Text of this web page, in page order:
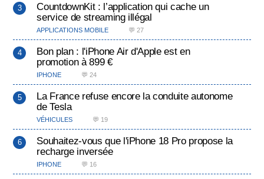
CountdownKit : l’application qui cache un
service de streaming illégal
APPLICATIONS MOBILE 💬 27
Bon plan : l'iPhone Air d'Apple est en
promotion à 899 €
IPHONE 💬 24
La France refuse encore la conduite autonome
de Tesla
VÉHICULES 💬 19
Souhaitez-vous que l'iPhone 18 Pro propose la
recharge inversée
IPHONE 💬 16